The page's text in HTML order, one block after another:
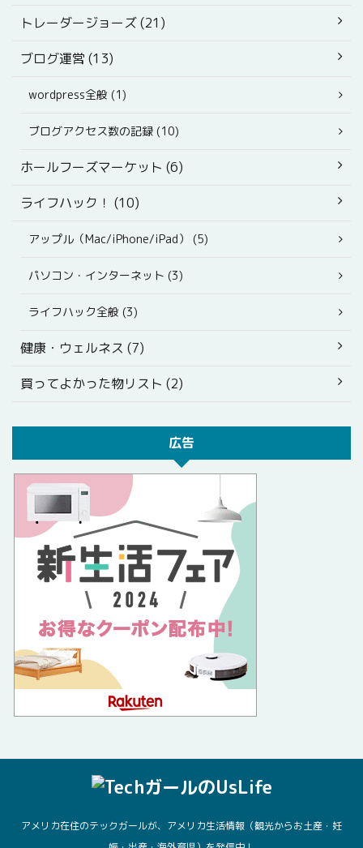
トレーダージョーズ (21)
ブログ運営 (13)
wordpress全般 (1)
ブログアクセス数の記録 (10)
ホールフーズマーケット (6)
ライフハック！ (10)
アップル（Mac/iPhone/iPad） (5)
パソコン・インターネット (3)
ライフハック全般 (3)
健康・ウェルネス (7)
買ってよかった物リスト (2)
広告
アメリカ在住のテックガールが、アメリカ生活情報（観光からお土産・妊